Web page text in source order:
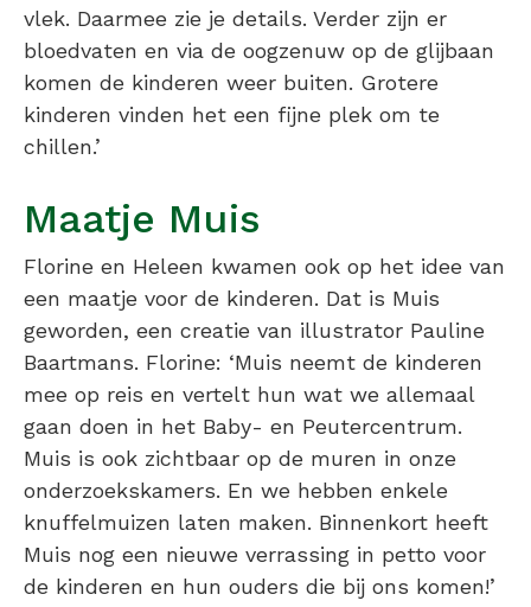
vlek. Daarmee zie je details. Verder zijn er
bloedvaten en via de oogzenuw op de glijbaan
komen de kinderen weer buiten. Grotere
kinderen vinden het een fijne plek om te
chillen.’
Maatje Muis
Florine en Heleen kwamen ook op het idee van
een maatje voor de kinderen. Dat is Muis
geworden, een creatie van illustrator Pauline
Baartmans. Florine: ‘Muis neemt de kinderen
mee op reis en vertelt hun wat we allemaal
gaan doen in het Baby- en Peutercentrum.
Muis is ook zichtbaar op de muren in onze
onderzoekskamers. En we hebben enkele
knuffelmuizen laten maken. Binnenkort heeft
Muis nog een nieuwe verrassing in petto voor
de kinderen en hun ouders die bij ons komen!’